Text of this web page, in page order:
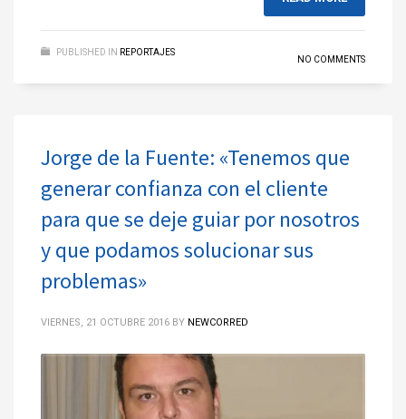
PUBLISHED IN REPORTAJES
NO COMMENTS
Jorge de la Fuente: «Tenemos que
generar confianza con el cliente
para que se deje guiar por nosotros
y que podamos solucionar sus
problemas»
VIERNES, 21 OCTUBRE 2016 BY NEWCORRED